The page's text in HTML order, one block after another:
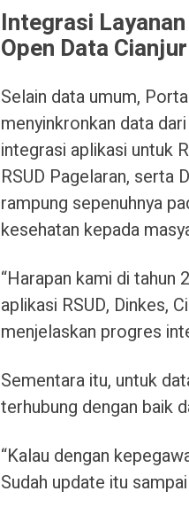
Integrasi
Open Data Cianjur
Selain data umum,
menyinkronkan data
integrasi aplikasi untuk
RSUD Pagelaran, serta
rampung sepenuhnya
kesehatan kepada
“Harapan kami di tahun
aplikasi RSUD, Dinkes,
menjelaskan progres
Sementara itu, untuk
terhubung dengan baik
“Kalau dengan
Sudah update itu